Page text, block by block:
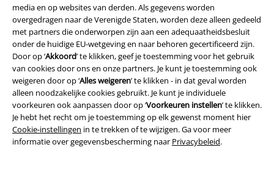
media en op websites van derden. Als gegevens worden
overgedragen naar de Verenigde Staten, worden deze alleen gedeeld
met partners die onderworpen zijn aan een adequaatheidsbesluit
onder de huidige EU-wetgeving en naar behoren gecertificeerd zijn.
Door op ‘Akkoord’ te klikken, geef je toestemming voor het gebruik
van cookies door ons en onze partners. Je kunt je toestemming ook
weigeren door op ‘Alles weigeren’ te klikken - in dat geval worden
alleen noodzakelijke cookies gebruikt. Je kunt je individuele
voorkeuren ook aanpassen door op ‘Voorkeuren instellen’ te klikken.
Je hebt het recht om je toestemming op elk gewenst moment hier
Cookie-instellingen in te trekken of te wijzigen. Ga voor meer
informatie over gegevensbescherming naar Privacybeleid.
scoor je high-quality leren jassen en andere pieces met
die onmiskenbare bikerlook.
De essentie van biker style
Biker style is meer dan kleding; het is vrijheid, rebellie en
individualiteit in één. Van leren jacks tot denim en boots:
de mix van fashion en functie zorgt voor een tijdloze,
krachtige uitstraling. Het gaat om dat gevoel van de
open weg, snelheid en pure adrenaline.
Must-have biker pieces:
Leren jassen & bodywarmers
Dé classics. Niet alleen iconisch qua look, maar ook